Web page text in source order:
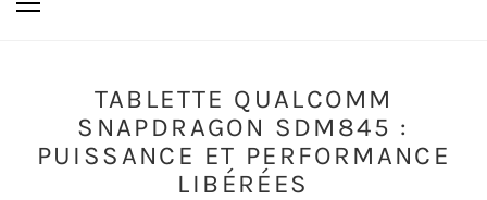
TABLETTE QUALCOMM
SNAPDRAGON SDM845 :
PUISSANCE ET PERFORMANCE
LIBÉRÉES